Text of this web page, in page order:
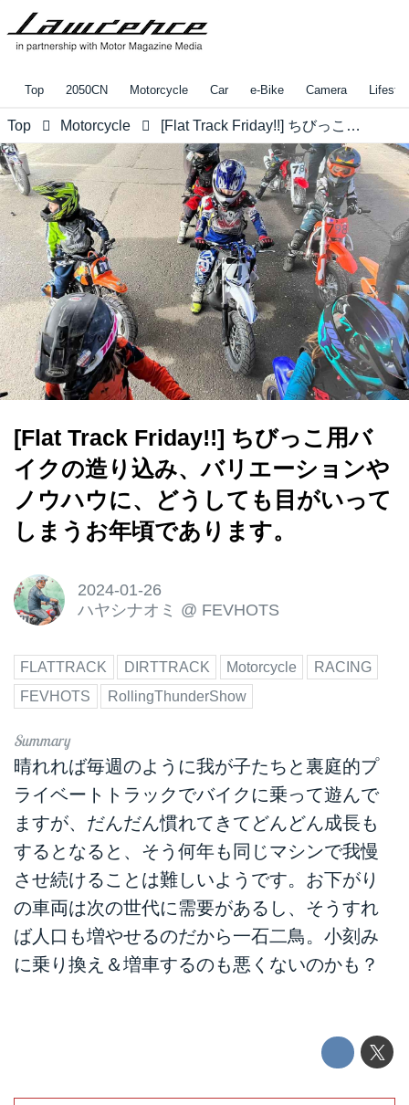
Top 2050CN Motorcycle Car e-Bike Camera
Top Motorcycle [Flat Track Friday!!] ちびっこ用バイクの造り込み、バリエーションやノウハウに、どうしても目がいってしまうお年頃であります。
[Flat Track Friday!!] ちびっこ用バ
イクの造り込み、バリエーションや
ノウハウに、どうしても目がいって
しまうお年頃であります。
2024-01-26
ハヤシナオミ @ FEVHOTS
FLATTRACK DIRTTRACK Motorcycle
RACING
FEVHOTS
RollingThunderShow
晴れれば毎週のように我が子たちと裏庭的プ
ライベートトラックでバイクに乗って遊んで
ますが、だんだん慣れてきてどんどん成長も
するとなると、そう何年も同じマシンで我慢
させ続けることは難しいようです。お下がり
の車両は次の世代に需要があるし、そうすれ
ば人口も増やせるのだから一石二鳥。小刻み
に乗り換え＆増車するのも悪くないのかも？